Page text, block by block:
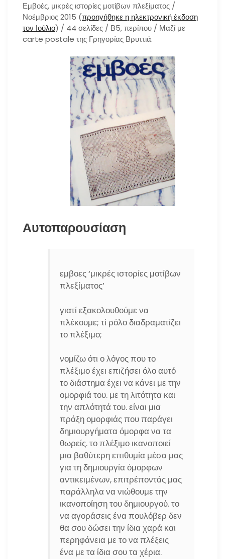
Εμβοές, μικρές ιστορίες μοτίβων πλεξίματος /
Νοέμβριος 2015 (προηγήθηκε η ηλεκτρονική έκδοση
τον Ιούλιο) / 44 σελίδες / Β5, περίπου / Μαζί με
carte postale της Γρηγορίας Βρυττιά.
Αυτοπαρουσίαση
εμβοες ‘μικρές ιστορίες μοτίβων
πλεξίματος’
γιατί εξακολουθούμε να
πλέκουμε; τί ρόλο διαδραματίζει
το πλέξιμο;
νομίζω ότι ο λόγος που το
πλέξιμο έχει επιζήσει όλο αυτό
το διάστημα έχει να κάνει με την
ομορφιά του. με τη λιτότητα και
την απλότητά του. είναι μια
πράξη ομορφιάς που παράγει
δημιουργήματα όμορφα να τα
θωρείς. το πλέξιμο ικανοποιεί
μια βαθύτερη επιθυμία μέσα μας
για τη δημιουργία όμορφων
αντικειμένων, επιτρέποντάς μας
παράλληλα να νιώθουμε την
ικανοποίηση του δημιουργού. το
να αγοράσεις ένα πουλόβερ δεν
θα σου δώσει την ίδια χαρά και
περηφάνεια με το να πλέξεις
ένα με τα ίδια σου τα χέρια.